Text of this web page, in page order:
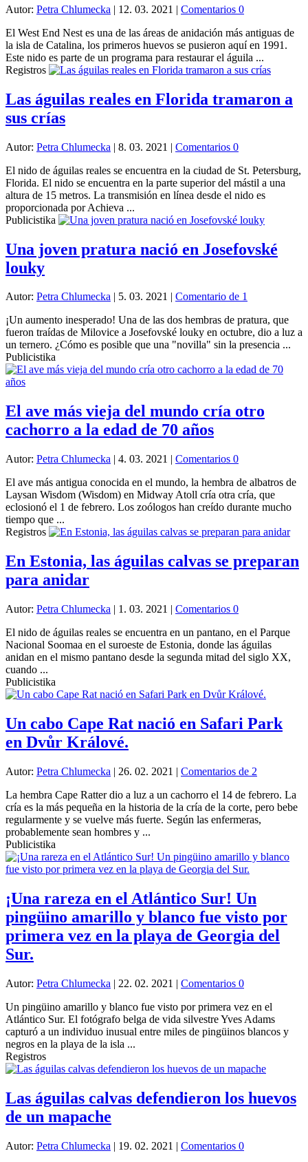
Autor: Petra Chlumecka | 12. 03. 2021 | Comentarios 0
El West End Nest es una de las áreas de anidación más antiguas de
la isla de Catalina, los primeros huevos se pusieron aquí en 1991.
Este nido es parte de un programa para restaurar el águila ...
Registros
Las águilas reales en Florida tramaron a
sus crías
Autor: Petra Chlumecka | 8. 03. 2021 | Comentarios 0
El nido de águilas reales se encuentra en la ciudad de St. Petersburg,
Florida. El nido se encuentra en la parte superior del mástil a una
altura de 15 metros. La transmisión en línea desde el nido es
proporcionada por Achieva ...
Publicistika
Una joven pratura nació en Josefovské
louky
Autor: Petra Chlumecka | 5. 03. 2021 | Comentario de 1
¡Un aumento inesperado! Una de las dos hembras de pratura, que
fueron traídas de Milovice a Josefovské louky en octubre, dio a luz a
un ternero. ¿Cómo es posible que una "novilla" sin la presencia ...
Publicistika
El ave más vieja del mundo cría otro
cachorro a la edad de 70 años
Autor: Petra Chlumecka | 4. 03. 2021 | Comentarios 0
El ave más antigua conocida en el mundo, la hembra de albatros de
Laysan Wisdom (Wisdom) en Midway Atoll cría otra cría, que
eclosionó el 1 de febrero. Los zoólogos han creído durante mucho
tiempo que ...
Registros
En Estonia, las águilas calvas se preparan
para anidar
Autor: Petra Chlumecka | 1. 03. 2021 | Comentarios 0
El nido de águilas reales se encuentra en un pantano, en el Parque
Nacional Soomaa en el suroeste de Estonia, donde las águilas
anidan en el mismo pantano desde la segunda mitad del siglo XX,
cuando ...
Publicistika
Un cabo Cape Rat nació en Safari Park
en Dvůr Králové.
Autor: Petra Chlumecka | 26. 02. 2021 | Comentarios de 2
La hembra Cape Ratter dio a luz a un cachorro el 14 de febrero. La
cría es la más pequeña en la historia de la cría de la corte, pero bebe
regularmente y se vuelve más fuerte. Según las enfermeras,
probablemente sean hombres y ...
Publicistika
¡Una rareza en el Atlántico Sur! Un
pingüino amarillo y blanco fue visto por
primera vez en la playa de Georgia del
Sur.
Autor: Petra Chlumecka | 22. 02. 2021 | Comentarios 0
Un pingüino amarillo y blanco fue visto por primera vez en el
Atlántico Sur. El fotógrafo belga de vida silvestre Yves Adams
capturó a un individuo inusual entre miles de pingüinos blancos y
negros en la playa de la isla ...
Registros
Las águilas calvas defendieron los huevos
de un mapache
Autor: Petra Chlumecka | 19. 02. 2021 | Comentarios 0